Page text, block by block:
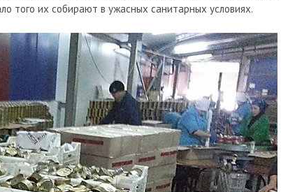
того их собирают в ужасных санитарных условиях.